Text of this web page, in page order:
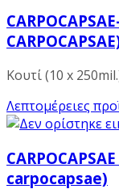
Κουτί (10 x
Λεπτομέρειες
carpocapsae)